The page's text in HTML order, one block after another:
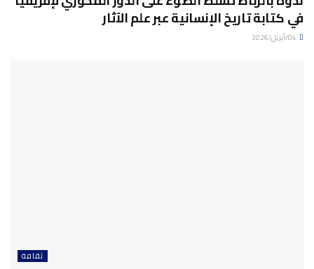
في كتابة تاريخ الإنسانية عبر علم الآثار
ثقافة